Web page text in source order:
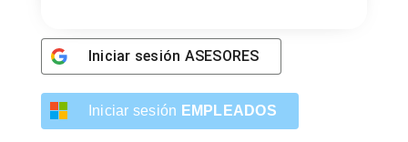
Iniciar sesión ASESORES
Iniciar sesión EMPLEADOS